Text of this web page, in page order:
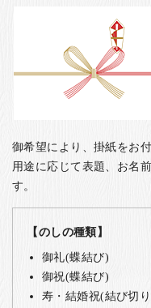
御希望により、掛紙をお
用途に応じて表題、お名
す。
【のしの種類】
御礼(蝶結び)
御祝(蝶結び)
寿・結婚祝(結び切